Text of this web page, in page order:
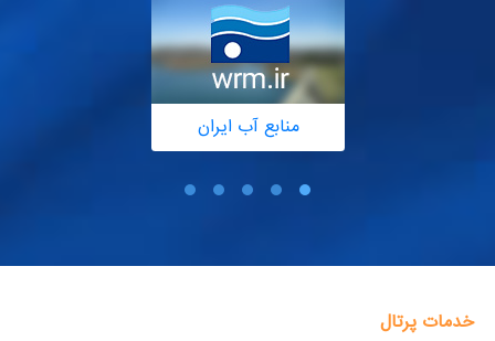
منابع آب ایران
خدمات پرتال